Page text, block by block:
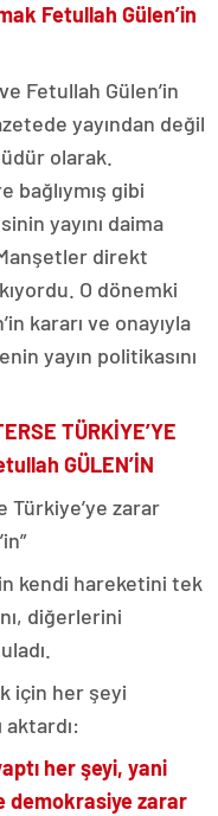
Fetullah Gülen’in
Fetullah Gülen’in
yayından değil
olarak.
bağlıymış gibi
yayını daima
direkt
O dönemki
kararı ve onayıyla
yayın politikasını
TÜRKİYE’YE
GÜLEN’İN
Türkiye’ye zarar
kendi hareketini tek
diğerlerini
için her şeyi
aktardı:
her şeyi, yani
demokrasiye zarar